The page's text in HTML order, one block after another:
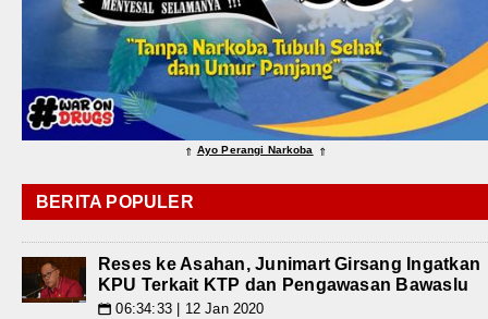
⇑ Ayo Perangi Narkoba ⇑
BERITA POPULER
Reses ke Asahan, Junimart Girsang Ingatkan
KPU Terkait KTP dan Pengawasan Bawaslu
📅 06:34:33 | 12 Jan 2020